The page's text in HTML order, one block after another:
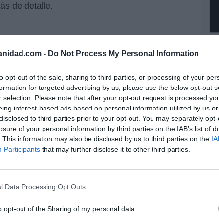
- Do Not Process My Personal Information
opt-out of the sale, sharing to third parties, or processing of your
for targeted advertising by us, please use the below opt-out
selection. Please note that after your opt-out request is processed
interest-based ads based on personal information utilized by us
to third parties prior to your opt-out. You may separately
of your personal information by third parties on the IAB’s list of
This information may also be disclosed by us to third parties on the
Participants that may further disclose it to other third parties.
Data Processing Opt Outs
opt-out of the Sharing of my personal data.
de detalle.
de
cifra se enmarca dentro de la apuesta por
donde Iberdrola invertirá 9.000 millones
y